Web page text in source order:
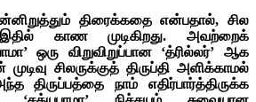
திரைக்கதை என்பதால், சில
இதில் காண முடிகிறது. அவற்றைக்
ஒரு விறுவிறுப்பான ‘த்ரில்லர்’ ஆக
சிலருக்குத் திருப்தி அளிக்காமல்
நாம் எதிர்பார்த்திருக்க